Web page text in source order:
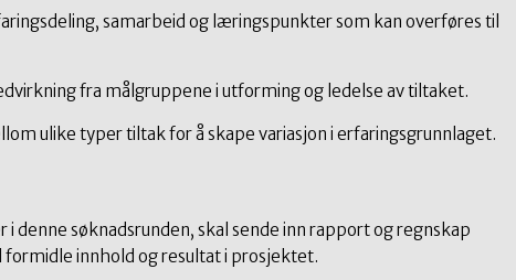
samarbeid og læringspunkter som kan overføres til
fra målgruppene i utforming og ledelse av tiltaket.
ulike typer tiltak for å skape variasjon i erfaringsgrunnlaget.
denne søknadsrunden, skal sende inn rapport og regnskap
formidle innhold og resultat i prosjektet.